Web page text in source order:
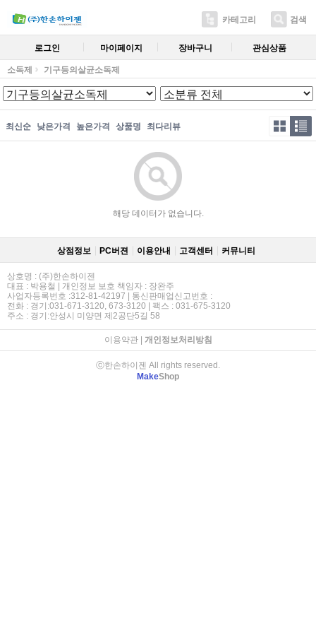
카테고리 검색
로그인 마이페이지 장바구니 관심상품
소독제 기구등의살균소독제
최신순 낮은가격 높은가격 상품명 최다리뷰
해당 데이터가 없습니다.
상점정보 PC버젼 이용안내 고객센터 커뮤니티
상호명 : (주)한손하이젠
대표 : 박용철 | 개인정보 보호 책임자 : 장완주
사업자등록번호 :312-81-42197 | 통신판매업신고번호 :
전화 : 경기:031-671-3120, 673-3120 | 팩스 : 031-675-3120
주소 : 경기:안성시 미양면 제2공단5길 58
이용약관| 개인정보처리방침
ⓒ한손하이젠 All rights reserved.
MakeShop